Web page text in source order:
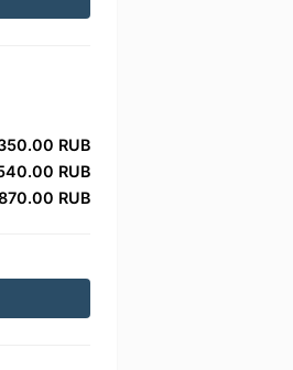
RUB
RUB
RUB